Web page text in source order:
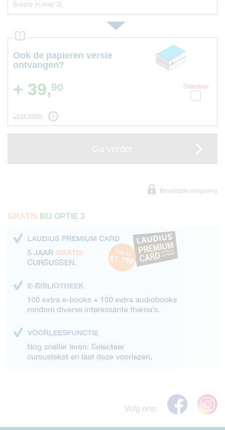
(keuze in stap 3)
Ook de papieren versie
ontvangen?
Selecteer
+ 39,90
Lees meer
Beveiligde omgeving
GRATIS BIJ OPTIE 3
Volg ons: